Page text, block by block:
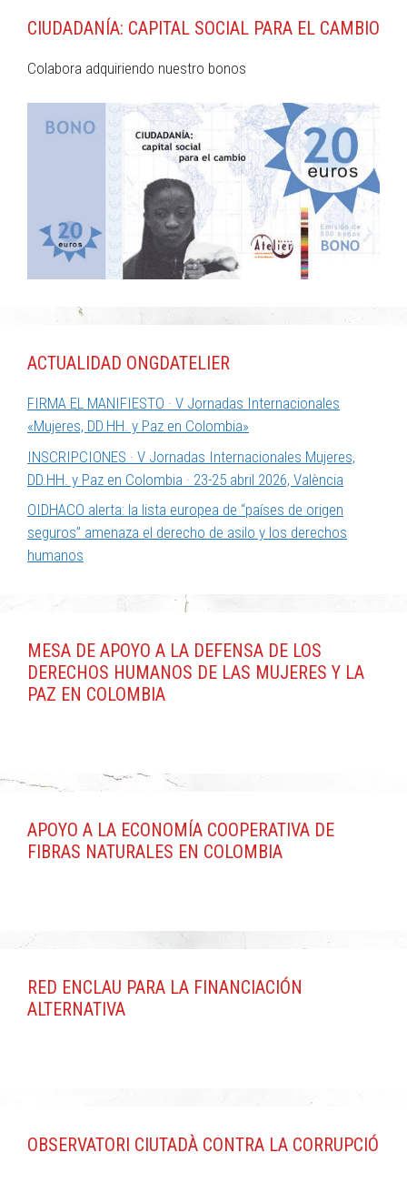
CIUDADANÍA: CAPITAL SOCIAL PARA EL CAMBIO
Colabora adquiriendo nuestro bonos
ACTUALIDAD ONGDATELIER
FIRMA EL MANIFIESTO · V Jornadas Internacionales
«Mujeres, DD.HH. y Paz en Colombia»
INSCRIPCIONES · V Jornadas Internacionales Mujeres,
DD.HH. y Paz en Colombia · 23-25 abril 2026, València
OIDHACO alerta: la lista europea de “países de origen
seguros” amenaza el derecho de asilo y los derechos
humanos
MESA DE APOYO A LA DEFENSA DE LOS
DERECHOS HUMANOS DE LAS MUJERES Y LA
PAZ EN COLOMBIA
APOYO A LA ECONOMÍA COOPERATIVA DE
FIBRAS NATURALES EN COLOMBIA
RED ENCLAU PARA LA FINANCIACIÓN
ALTERNATIVA
OBSERVATORI CIUTADÀ CONTRA LA CORRUPCIÓ